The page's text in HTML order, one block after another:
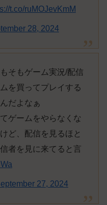
t.co/ruMOJevKmM
28, 2024
そもゲーム実況/配信
を買ってプレイする
だよなぁ
ゲームをやらなくな
ど、配信を見るほと
者を見に来てると言
27, 2024